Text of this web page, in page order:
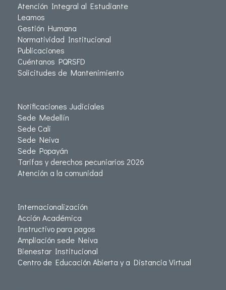
Atención Integral al Estudiante
Leamos
Gestión Humana
Normatividad Institucional
Publicaciones
Cuéntanos PQRSFD
Solicitudes de Mantenimiento
Notificaciones Judiciales
Sede Medellín
Sede Cali
Sede Neiva
Sede Popayán
Tarifas y derechos pecuniarios 2026
Atención a la comunidad
Internacionalización
Acción Académica
Instructivo para pagos
Ampliación sede Neiva
Bienestar Institucional
Centro de Educación Abierta y a Distancia Virtual